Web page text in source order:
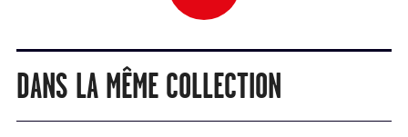
DANS LA MÊME COLLECTION